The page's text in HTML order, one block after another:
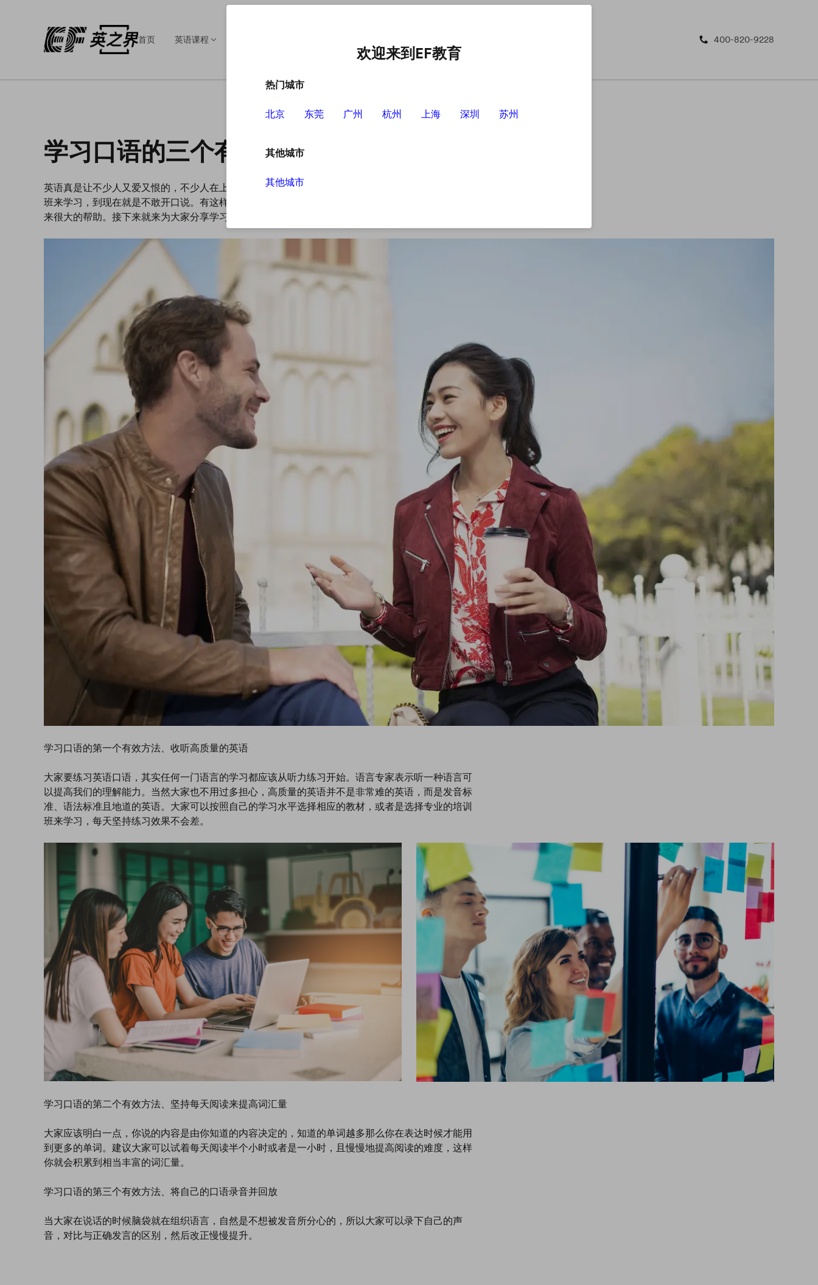
首页 英语课程 400-820-9228
学习口语的三个有效方法
英语真是让不少人又爱又恨的，不少人在上学的时候明明已经学了十多年的英语，甚至也报了不少的
班来学习，到现在就是不敢开口说。有这样的问题也不需要过分担心，掌握一些有效的学习方法会带
来很大的帮助。接下来就来为大家分享学习口语的三个有效方法：
学习口语的第一个有效方法、收听高质量的英语
大家要练习英语口语，其实任何一门语言的学习都应该从听力练习开始。语言专家表示听一种语言可
以提高我们的理解能力。当然大家也不用过多担心，高质量的英语并不是非常难的英语，而是发音标
准、语法标准且地道的英语。大家可以按照自己的学习水平选择相应的教材，或者是选择专业的培训
班来学习，每天坚持练习效果不会差。
学习口语的第二个有效方法、坚持每天阅读来提高词汇量
大家应该明白一点，你说的内容是由你知道的内容决定的，知道的单词越多那么你在表达时候才能用
到更多的单词。建议大家可以试着每天阅读半个小时或者是一小时，且慢慢地提高阅读的难度，这样
你就会积累到相当丰富的词汇量。
学习口语的第三个有效方法、将自己的口语录音并回放
当大家在说话的时候脑袋就在组织语言，自然是不想被发音所分心的，所以大家可以录下自己的声
音，对比与正确发言的区别，然后改正慢慢提升。
欢迎来到EF教育
热门城市
北京 东莞 广州 杭州 上海 深圳 苏州
其他城市
其他城市